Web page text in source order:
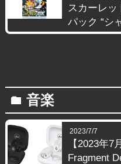
スカーレ
パック “シ
folder 音楽
2023/7/7
【2023年
Fragment